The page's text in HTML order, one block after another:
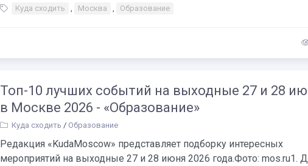
Куда сходить , Москва , Образование
Топ-10 лучших событий на выходные 27 и 28
в Москве 2026 - «Образование»
Куда сходить / Образование
Редакция «KudaMoscow» представляет подборку интересных
мероприятий на выходные 27 и 28 июня 2026 года.Фото: mos.ru1.